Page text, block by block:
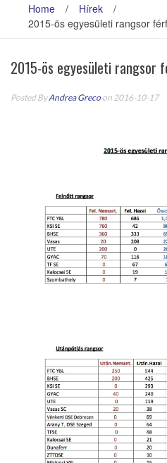
Home / Hírek
/
2015-ös egyesületi rangsor
2015-ös egyesületi rangsor
Posted ByAndrea Greco on 2016-10-17